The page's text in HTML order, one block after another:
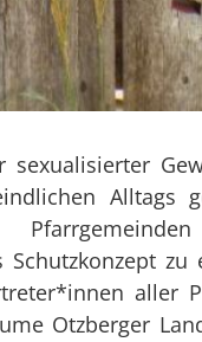
sexualisierter
Alltags
Schutzkonzept zu
aller
Otzberger